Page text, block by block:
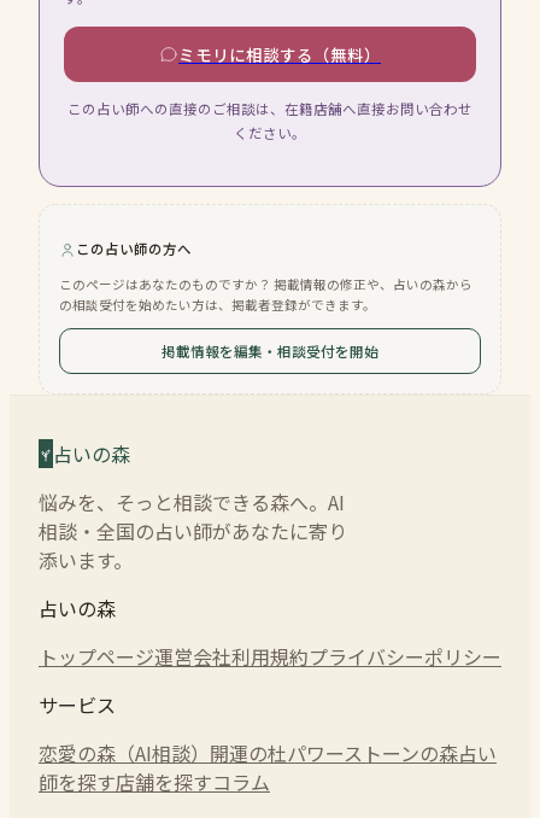
ミモリに相談する（無料）
この占い師への直接のご相談は、在籍店舗へ直接お問い合わせ
ください。
この占い師の方へ
このページはあなたのものですか？ 掲載情報の修正や、占いの森から
の相談受付を始めたい方は、掲載者登録ができます。
掲載情報を編集・相談受付を開始
占いの森
悩みを、そっと相談できる森へ。AI
相談・全国の占い師があなたに寄り
添います。
占いの森
トップページ運営会社利用規約プライバシーポリシー
サービス
恋愛の森（AI相談） 開運の杜パワーストーンの森占い
師を探す店舗を探すコラム